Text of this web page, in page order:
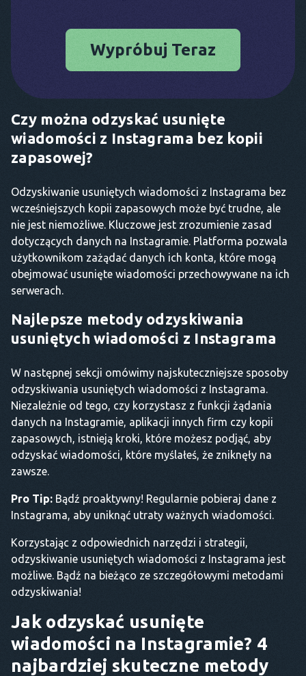
Wypróbuj Teraz
Czy można odzyskać usunięte
wiadomości z Instagrama bez kopii
zapasowej?
Odzyskiwanie usuniętych wiadomości z Instagrama bez
wcześniejszych kopii zapasowych może być trudne, ale
nie jest niemożliwe. Kluczowe jest zrozumienie zasad
dotyczących danych na Instagramie. Platforma pozwala
użytkownikom zażądać danych ich konta, które mogą
obejmować usunięte wiadomości przechowywane na ich
serwerach.
Najlepsze metody odzyskiwania
usuniętych wiadomości z Instagrama
W następnej sekcji omówimy najskuteczniejsze sposoby
odzyskiwania usuniętych wiadomości z Instagrama.
Niezależnie od tego, czy korzystasz z funkcji żądania
danych na Instagramie, aplikacji innych firm czy kopii
zapasowych, istnieją kroki, które możesz podjąć, aby
odzyskać wiadomości, które myślałeś, że zniknęły na
zawsze.
Pro Tip: Bądź proaktywny! Regularnie pobieraj dane z
Instagrama, aby uniknąć utraty ważnych wiadomości.
Korzystając z odpowiednich narzędzi i strategii,
odzyskiwanie usuniętych wiadomości z Instagrama jest
możliwe. Bądź na bieżąco ze szczegółowymi metodami
odzyskiwania!
Jak odzyskać usunięte
wiadomości na Instagramie? 4
najbardziej skuteczne metody